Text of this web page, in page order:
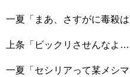
一夏「まあ、さすがに毒殺
上条「ビックリさせんなよ…
一夏「セシリアって某メシ